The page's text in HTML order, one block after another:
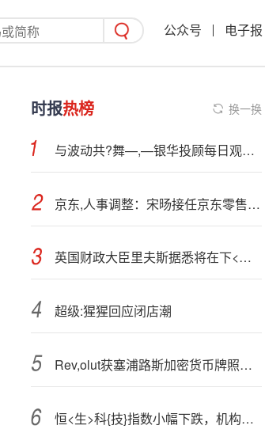
公众号 电子报
时报热榜 换一换
与波动共?舞—,—银华投顾每日观点2025.10.20
京东,人事调整：宋旸接任京东零售平台营销中心负责人，邵京平被辞退
英国财政大臣里夫斯据悉将在下<周>公布!的预算中增加福利支出
超级:猩猩回应闭店潮
Rev,olut获塞浦路斯加密货币牌照，旨在吸引更多用户
恒<生>科{技}指数小幅下跌，机构称中期港股有望迈向新高